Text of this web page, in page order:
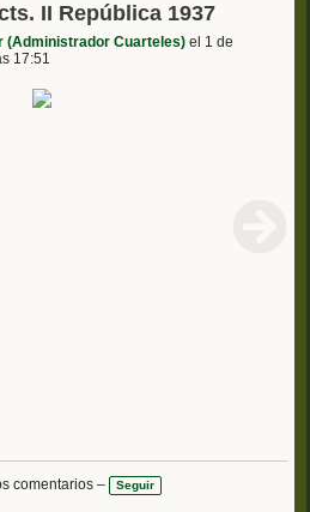
II República 1937
(Administrador Cuarteles) el 1 de
17:51
comentarios – Seguir